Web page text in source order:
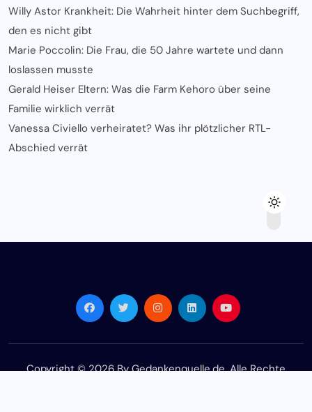
Willy Astor Krankheit: Die Wahrheit hinter dem Suchbegriff,
den es nicht gibt
Marie Poccolin: Die Frau, die 50 Jahre wartete und dann
loslassen musste
Gerald Heiser Eltern: Was die Farm Kehoro über seine
Familie wirklich verrät
Vanessa Civiello verheiratet? Was ihr plötzlicher RTL-
Abschied verrät
Copyright © 2026 By Gedankenquelle.de. Alle Rechte